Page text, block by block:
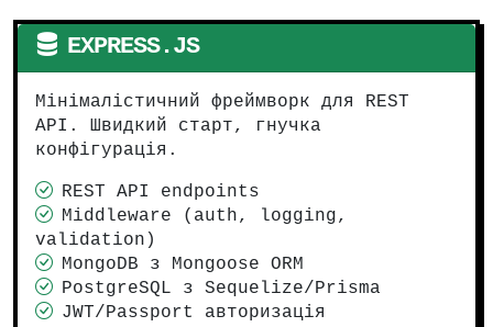
EXPRESS.JS
Мінімалістичний фреймворк для REST
API. Швидкий старт, гнучка
конфігурація.
REST API endpoints
Middleware (auth, logging,
validation)
MongoDB з Mongoose ORM
PostgreSQL з Sequelize/Prisma
JWT/Passport авторизація